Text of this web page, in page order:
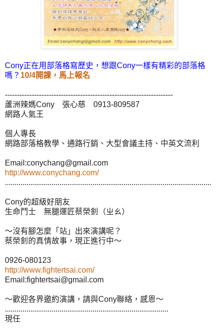
Cony正在用部落格寫歷史，想跟Cony一樣有精彩的部落格
嗎？ 10/4開課，馬上報名
---------------------------------------------------------------------
蘆洲辣媽Cony 張心慈 0913-809587
網路人氣王
個人專長
網路部落格教學、通路行銷、大型會議主持、中英文流利
Email:conychang@gmail.com
http://www.conychang.com/
..........................................................................................................
Cony的超級好朋友
生命鬥士 無腿運匠蔡榮釗（ㄓㄠ）
～沒有腳怎麼「站」出來演講呢？
蔡榮釗的真情故事，現正進行中～
0926-080123
http://www.fightertsai.com/
Email:fightertsai@gmail.com
～歡迎各界邀約演講，請與Cony聯絡，感恩～
....................................................................................
現任